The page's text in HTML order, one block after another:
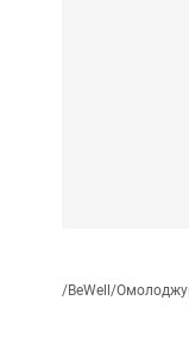
/BeWell/